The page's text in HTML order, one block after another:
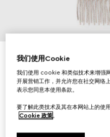
GG山羊绒围巾
€ 790
相关款式白色和棕色
我们使用Cookie
我们使用 cookie 和类似技术来增强
开展营销工作，并允许您在社交网络
表示您同意本使用条款。
要了解此类技术及其在本网站上的使
Cookie 政策。